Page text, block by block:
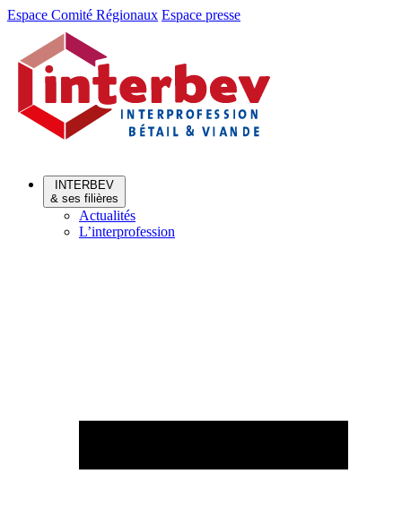
Aller
Aller
contenu
Espace Comité Régionaux Espace presse
INTERBEV
& ses filières
Actualités
L’interprofession